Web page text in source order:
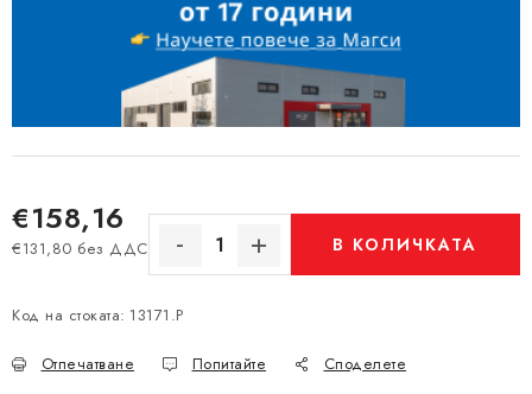
€158,16
€131,80 без ДДС
Измерване на цената:
В КОЛИЧКАТА
Код на стоката: 13171.P
Отпечатване Попитайте Споделете